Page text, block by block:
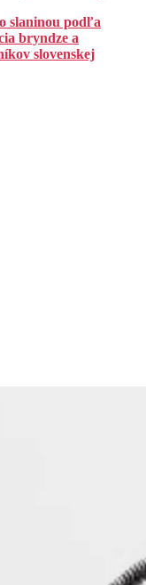
slaninou podľa
bryndze a
slovenskej